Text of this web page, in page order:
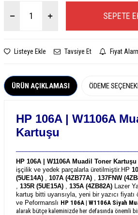
SEPETE
Listeye Ekle Tavsiye Et Fiyat
ÜRÜN AÇIKLAMASI ÖDEME
HP 106A | W1106A
Kartuşu
HP 106A | W1106A Muadil Toner Kartuşu
işçilik ve yedek parçalarla üretilmiştir. HP
(5UE14A)
107A (4ZB77A) 137FNW
135R (5UE15A) 135A (4ZB82A) Lazer
kartuş bitti uyarısıyla, yeni bir yazıcı
ve Peformanslı HP 106A | W1106A Siyah
alarak bütçe kaleminizde her defasında önemli